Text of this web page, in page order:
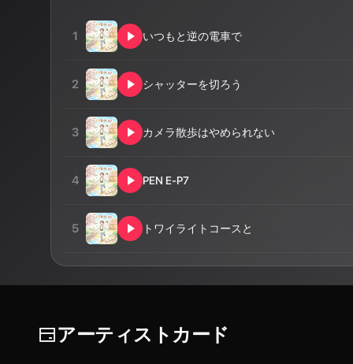
1 いつもと逆の電車で
2 シャッターを切ろう
3 カメラ散歩はやめられない
4 PEN E-P7
5 トワイライトコースと
アーティストカード